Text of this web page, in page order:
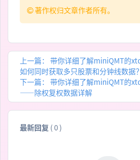
著作权归文章作者所有。
上一篇：
带你详细了解miniQMT的
如何同时获取多只股票和分钟线数据？
下一篇：
带你详细了解miniQMT的
——除权复权数据详解
最新回复 (0)